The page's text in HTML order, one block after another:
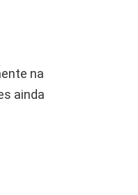
na
ainda